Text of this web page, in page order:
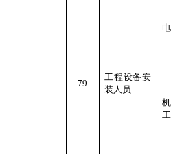
79
工程设备安
装人员